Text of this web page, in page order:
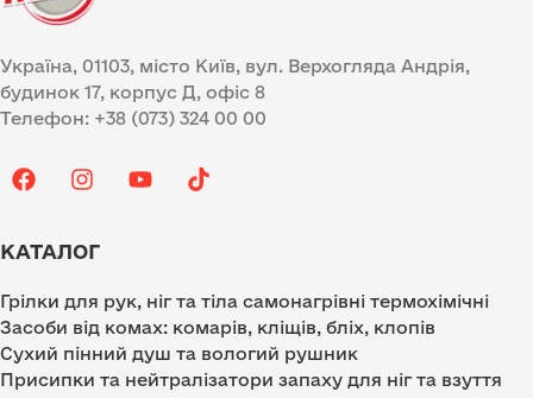
Україна, 01103, місто Київ, вул. Верхогляда Андрія,
будинок 17, корпус Д, офіс 8
Телефон: +38 (073) 324 00 00
КАТАЛОГ
Грілки для рук, ніг та тіла самонагрівні термохімічні
Засоби від комах: комарів, кліщів, бліх, клопів
Сухий пінний душ та вологий рушник
Присипки та нейтралізатори запаху для ніг та взуття